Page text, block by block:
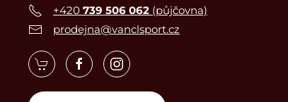
+420 739 506 062 (půjčovna)
prodejna@vanclsport.cz